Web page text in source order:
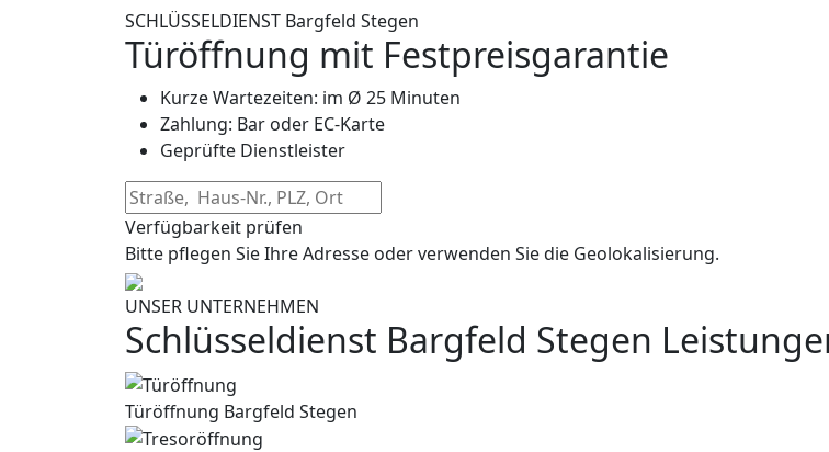
SCHLÜSSELDIENST Bargfeld Stegen
Türöffnung mit Festpreisgarantie
Kurze Wartezeiten: im Ø 25 Minuten
Zahlung: Bar oder EC-Karte
Geprüfte Dienstleister
Verfügbarkeit prüfen
Bitte pflegen Sie Ihre Adresse oder verwenden Sie die Geolokalisierung.
UNSER UNTERNEHMEN
Schlüsseldienst Bargfeld Stegen
Türöffnung Bargfeld Stegen